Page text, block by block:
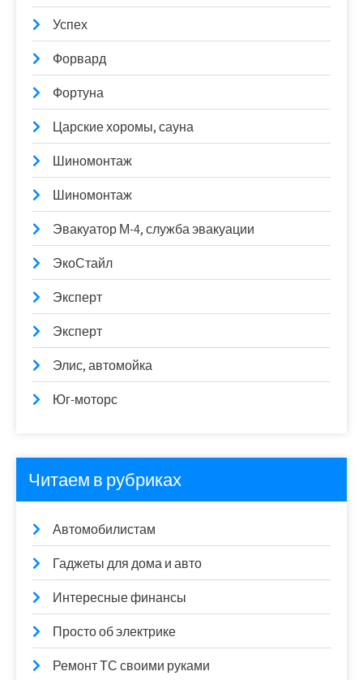
Успех
Форвард
Фортуна
Царские хоромы, сауна
Шиномонтаж
Шиномонтаж
Эвакуатор М-4, служба эвакуации
ЭкоСтайл
Эксперт
Эксперт
Элис, автомойка
Юг-моторс
Читаем в рубриках
Автомобилистам
Гаджеты для дома и авто
Интересные финансы
Просто об электрике
Ремонт ТС своими руками